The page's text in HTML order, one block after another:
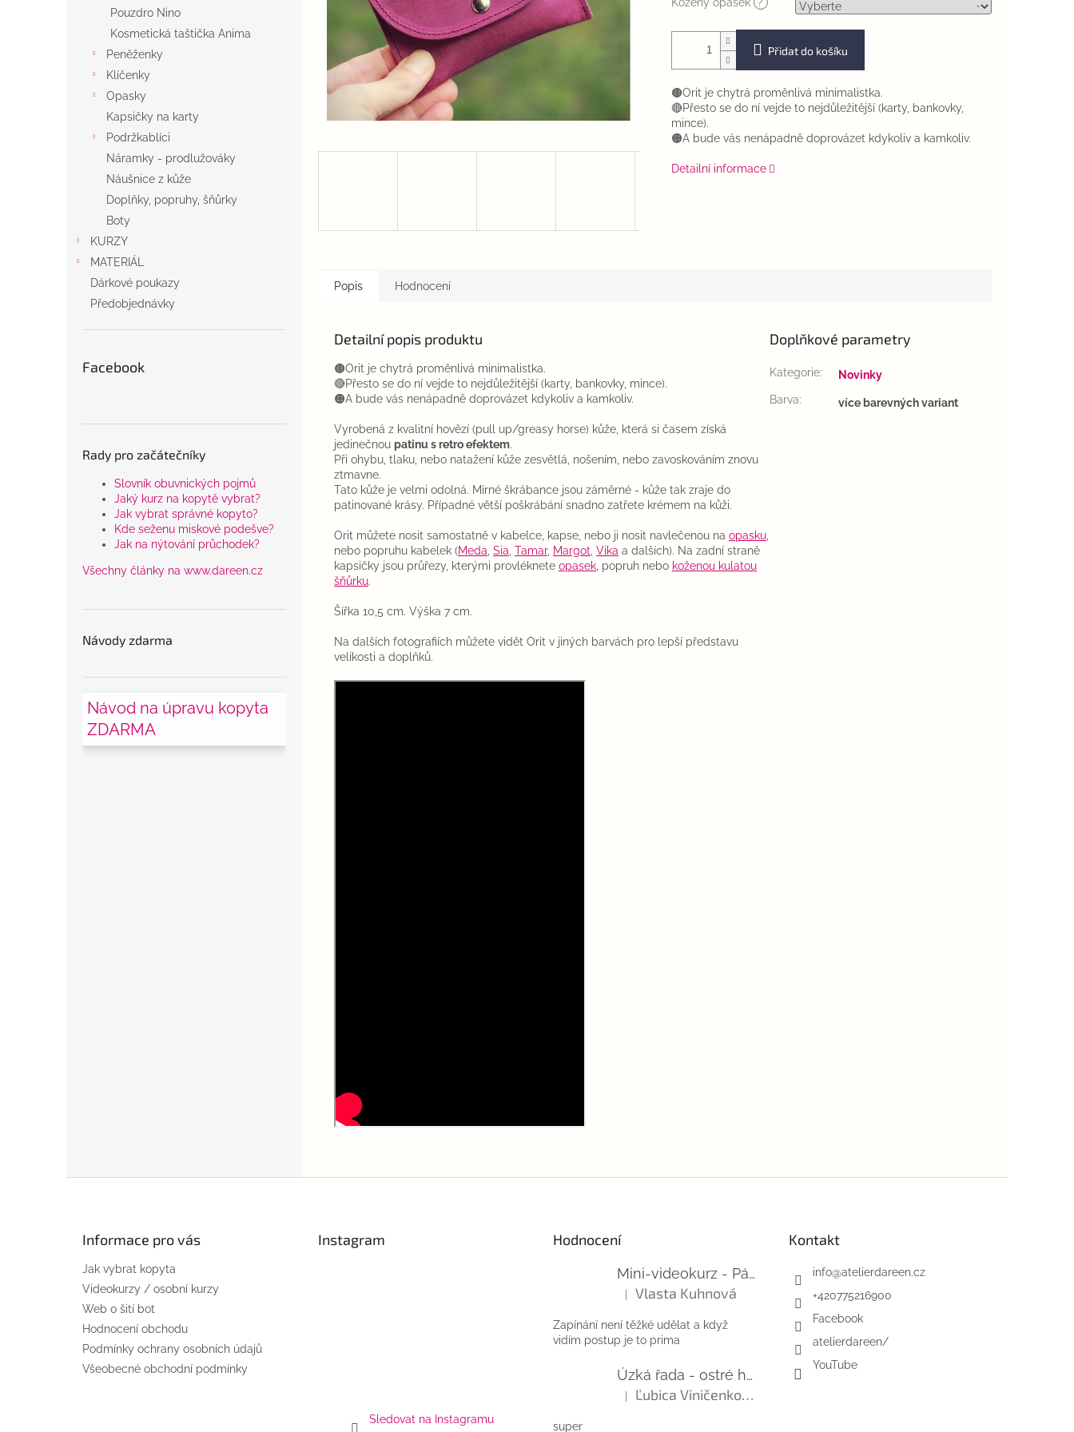
Pouzdro Nino
Kosmetická taštička Anima
Peněženky
Klíčenky
Opasky
Kapsičky na karty
Podržkablíci
Náramky - prodlužováky
Náušnice z kůže
Doplňky, popruhy, šňůrky
Boty
KURZY
MATERIÁL
Dárkové poukazy
Předobjednávky
Facebook
Rady pro začátečníky
Slovník obuvnických pojmů
Jaký kurz na kopytě vybrat?
Jak vybrat správné kopyto?
Kde seženu miskové podešve?
Jak na nýtování průchodek?
Všechny články na www.dareen.cz
Návody zdarma
Návod na úpravu kopyta
ZDARMA
Kožený opasek ?
Přidat do košíku
🟤Orit je chytrá proměnlivá minimalistka.
🔴Přesto se do ní vejde to nejdůležitější (karty, bankovky,
mince).
🟠A bude vás nenápadně doprovázet kdykoliv a kamkoliv.
Detailní informace
Popis Hodnocení
Detailní popis produktu
🟤Orit je chytrá proměnlivá minimalistka.
🔴Přesto se do ní vejde to nejdůležitější (karty, bankovky, mince).
🟠A bude vás nenápadně doprovázet kdykoliv a kamkoliv.
Vyrobená z kvalitní hovězí (pull up/greasy horse) kůže, která si časem získá
jedinečnou patinu s retro efektem.
Při ohybu, tlaku, nebo natažení kůže zesvětlá, nošením, nebo zavoskováním znovu
ztmavne.
Tato kůže je velmi odolná. Mírné škrábance jsou záměrné - kůže tak zraje do
patinované krásy. Případné větší poškrábání snadno zatřete krémem na kůži.
Orit můžete nosit samostatně v kabelce, kapse, nebo ji nosit navlečenou na opasku
nebo popruhu kabelek (Meda Sia Tamar, Margot Vika a dalších). Na zadní straně
kapsičky jsou průřezy, kterými provléknete opasek , popruh nebo koženou kulatou
šňůrku.
Šířka 10,5 cm. Výška 7 cm.
Na dalších fotografiích můžete vidět Orit v jiných barvách pro lepší představu
velikosti a doplňků.
Doplňkové parametry
Kategorie:
Novinky
Barva: více barevných variant
Informace pro vás
Jak vybrat kopyta
Videokurzy / osobní kurzy
Web o šití bot
Hodnocení obchodu
Podmínky ochrany osobních údajů
Všeobecné obchodní podmínky
Instagram
Sledovat na Instagramu
Hodnocení
Mini-videokurz - Pásky na suchý zip
Hodnocení produktu je 5 z 5 hvězdiček.
Vlasta Kuhnová
Zapínání není těžké udělat a když
vidím postup je to prima
Úzká řada - ostré hrany - barefoot
Hodnocení produktu je 5 z 5 hvězdiček.
Ľubica Viničenková
super
Kontakt
info@atelierdareen.cz
+420775216900
Facebook
atelierdareen/
YouTube